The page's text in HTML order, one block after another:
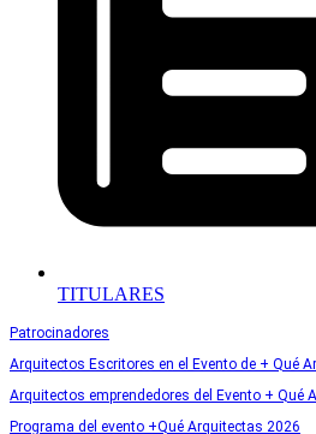
TITULARES
Patrocinadores
Arquitectos Escritores en el Evento de + Qué
Arquitectos emprendedores del Evento + Qué
Programa del evento +Qué Arquitectas 2026